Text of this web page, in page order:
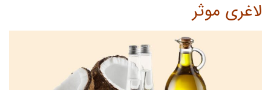
لاغری موثر